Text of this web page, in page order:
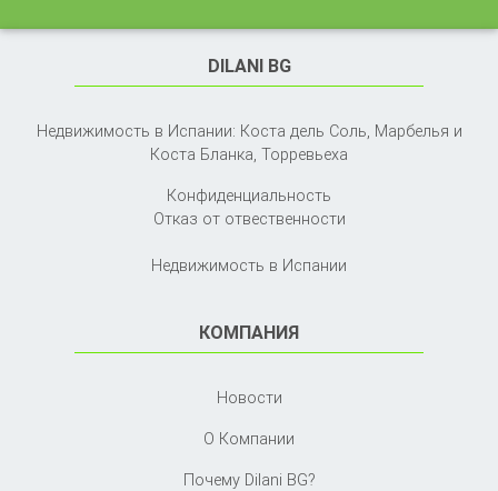
DILANI BG
Недвижимость в Испании: Коста дель Соль, Марбелья и
Коста Бланка, Торревьеха
Конфиденциальность
Отказ от отвественности
Недвижимость в Испании
КОМПАНИЯ
Новости
О Компании
Почему Dilani BG?